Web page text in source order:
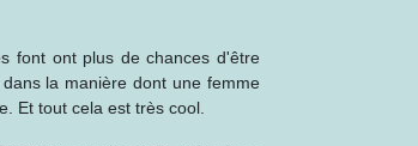
font ont plus de chances d'être
la manière dont une femme
Et tout cela est très cool.